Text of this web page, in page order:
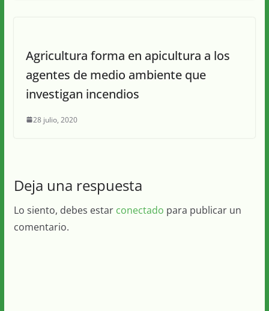
Agricultura forma en apicultura a los
agentes de medio ambiente que
investigan incendios
28 julio, 2020
Deja una respuesta
Lo siento, debes estar conectado para publicar un
comentario.